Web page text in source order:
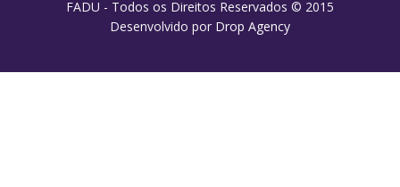
FADU - Todos os Direitos Reservados © 2015
Desenvolvido por Drop Agency